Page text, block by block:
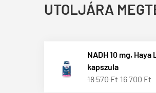
UTOLJÁRA
NADH 10 mg, Haya
kapszula
18 570 Ft 16 700 Ft